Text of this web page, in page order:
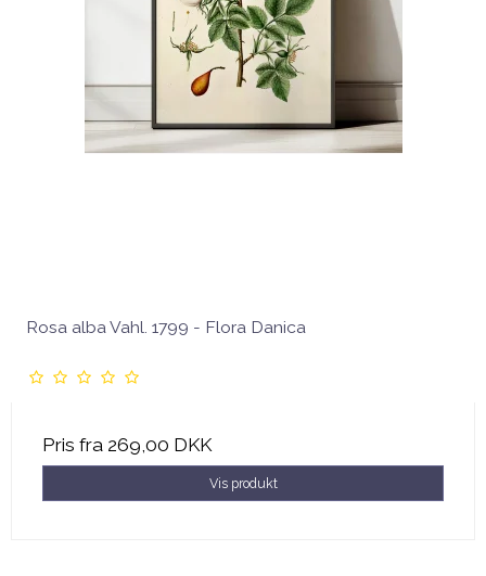
Rosa alba Vahl. 1799 - Flora Danica
Pris fra 269,00 DKK
Vis produkt